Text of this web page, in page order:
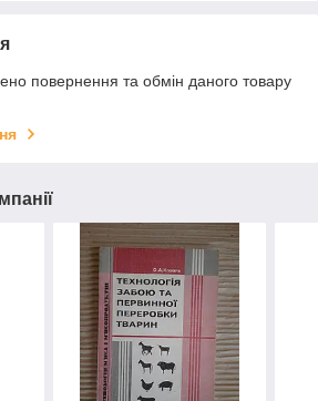
повернення та обмін даного товару